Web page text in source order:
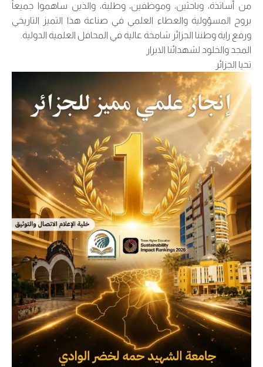
من أساتذة، وباحثين، وموظفين، وطلبة، والذين ساهموا جميعاً
بروح المسؤولية والعطاء العلمي في صناعة هذا التميز التاريخي
ورفع راية وطننا الجزائر شامخة عالية في المحافل العلمية الدولية.
المجد والخلود لشهدائنا الابرار
تحيا الجزائر